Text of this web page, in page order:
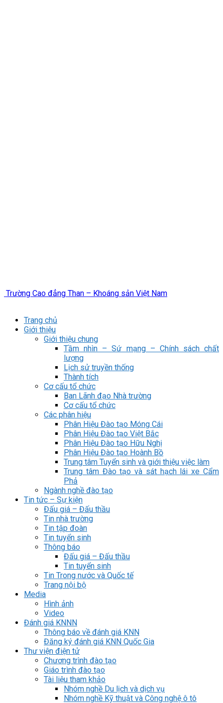
Trường Cao đẳng Than – Khoáng sản Việt Nam
Trang chủ
Giới thiệu
Giới thiệu chung
Tầm nhìn – Sứ mạng – Chính sách chất
lượng
Lịch sử truyền thống
Thành tích
Cơ cấu tổ chức
Ban Lãnh đạo Nhà trường
Cơ cấu tổ chức
Các phân hiệu
Phân Hiệu Đào tạo Móng Cái
Phân Hiệu Đào tạo Việt Bắc
Phân Hiệu Đào tạo Hữu Nghị
Phân Hiệu Đào tạo Hoành Bồ
Trung tâm Tuyển sinh và giới thiệu việc làm
Trung tâm Đào tạo và sát hạch lái xe Cẩm
Phả
Ngành nghề đào tạo
Tin tức – Sự kiện
Đấu giá – Đấu thầu
Tin nhà trường
Tin tập đoàn
Tin tuyển sinh
Thông báo
Đấu giá – Đấu thầu
Tin tuyển sinh
Tin Trong nước và Quốc tế
Trang nội bộ
Media
Hình ảnh
Video
Đánh giá KNNN
Thông báo về đánh giá KNN
Đăng ký đánh giá KNN Quốc Gia
Thư viện điện tử
Chương trình đào tạo
Giáo trình đào tạo
Tài liệu tham khảo
Nhóm nghề Du lịch và dịch vụ
Nhóm nghề Kỹ thuật và Công nghệ ô tô